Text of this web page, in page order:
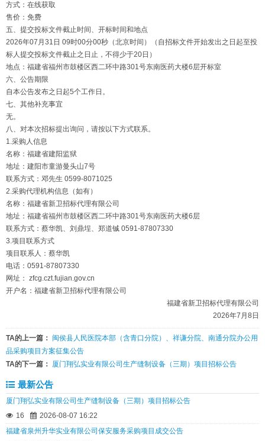
方式：在线获取
售价：免费
五、提交投标文件截止时间、开标时间和地点
2026年07月31日 09时00分00秒（北京时间）（自招标文件开始发出之日起至投
标人提交投标文件截止之日止，不得少于20日）
地点：福建省福州市鼓楼区西二环中路301号东南医药大楼6层开标室
六、公告期限
自本公告发布之日起5个工作日。
七、其他补充事宜
无。
八、对本次招标提出询问，请按以下方式联系。
1.采购人信息
名称：福建省建阳监狱
地址：建阳市童游曼头山7号
联系方式：邓先生 0599-8071025
2.采购代理机构信息（如有）
名称：福建省新卫招标代理有限公司
地址：福建省福州市鼓楼区西二环中路301号东南医药大楼6层
联系方式：蔡华凯、刘鼎埕、郑道铖 0591-87807330
3.项目联系方式
项目联系人：蔡华凯
电话：0591-87807330
网址： zfcg.czt.fujian.gov.cn
开户名：福建省新卫招标代理有限公司
福建省新卫招标代理有限公司
2026年7月8日
TA的上一篇： 闽侯县人民医院本部（含青口分院）、祥谦分院、南通分院办公用
品采购项目方案征集公告
TA的下一篇： 厦门翔弘实业有限公司生产缝制设备（三期）项目招标公告
最新公告
厦门翔弘实业有限公司生产缝制设备（三期）项目招标公告
16
2026-08-07 16:22
福建省泉州升华实业有限公司保安服务采购项目成交公告